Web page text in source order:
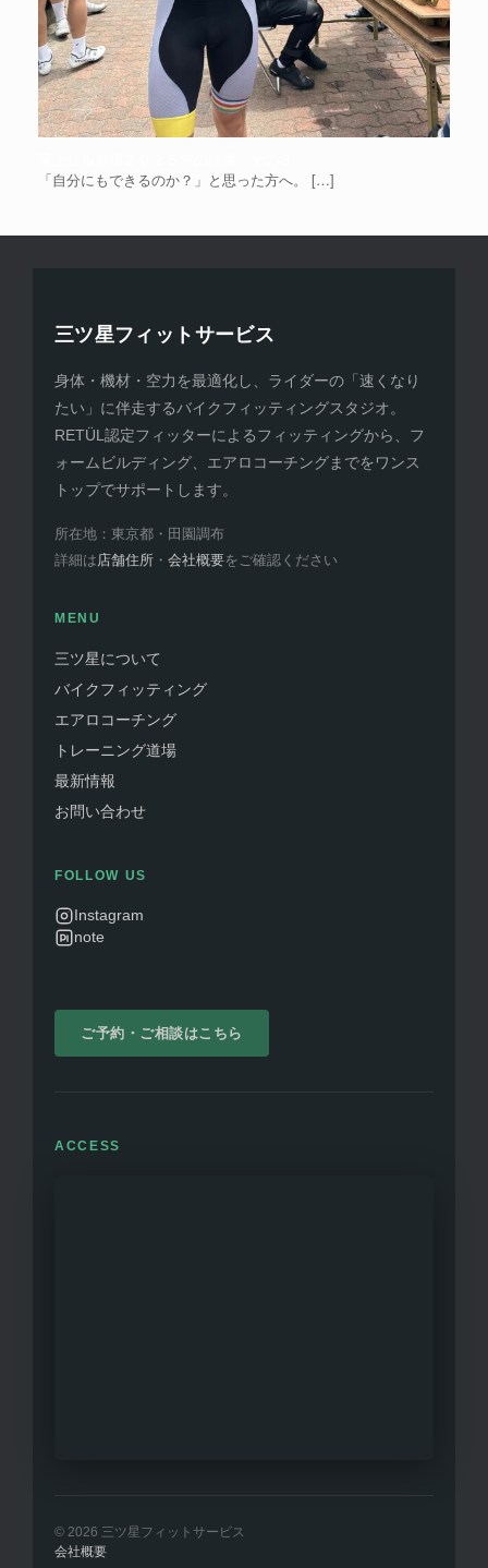
「自分にもできるのか？」と思った方へ。 […]
三ツ星フィットサービス
身体・機材・空力を最適化し、ライダーの「速くなり
たい」に伴走するバイクフィッティングスタジオ。
RETÜL認定フィッターによるフィッティングから、フ
ォームビルディング、エアロコーチングまでをワンス
トップでサポートします。
所在地：東京都・田園調布
詳細は店舗住所 ・ 会社概要をご確認ください
MENU
三ツ星について
バイクフィッティング
エアロコーチング
トレーニング道場
最新情報
お問い合わせ
FOLLOW US
Instagram
note
ご予約・ご相談はこちら
ACCESS
© 2026 三ツ星フィットサービス
会社概要